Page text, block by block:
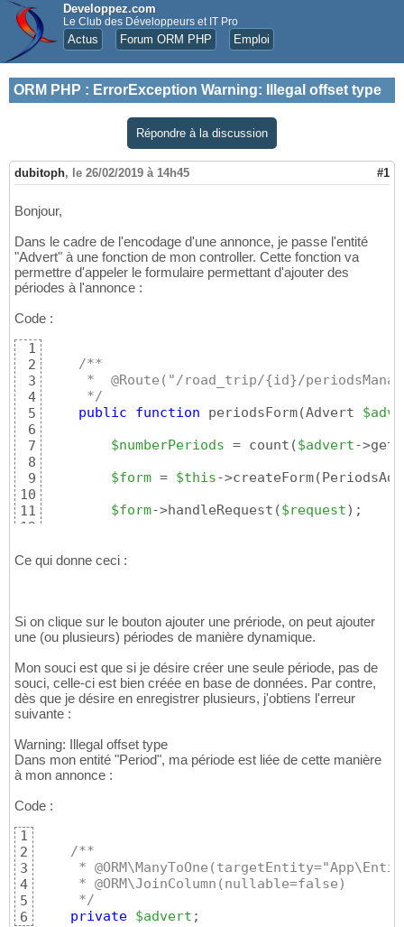
Developpez.com
Le Club des Développeurs et IT Pro
Actus Forum ORM PHP Emploi
ORM PHP : ErrorException Warning: Illegal offset type
Répondre à la discussion
dubitoph, le 26/02/2019 à 14h45 #1
Bonjour,
Dans le cadre de l'encodage d'une annonce, je passe l'entité
"Advert" à une fonction de mon controller. Cette fonction va
permettre d'appeler le formulaire permettant d'ajouter des
périodes à l'annonce :
Code :
1
2
3
4
5
6
7
8
9
10
11
12
14
18
19
21
/**
*  @Route("/road_trip/{id}/
*/
public
function periodsForm(Advert
$numberPeriods = count ($advert-
$form = $this->createForm(
$form->handleRequest ($request) ;
...
}
}
Ce qui donne ceci :
Si on clique sur le bouton ajouter une prériode, on peut ajouter
une (ou plusieurs) périodes de manière dynamique.
Mon souci est que si je désire créer une seule période, pas de
souci, celle-ci est bien créée en base de données. Par contre,
dès que je désire en enregistrer plusieurs, j'obtiens l'erreur
suivante :
Warning: Illegal offset type
Dans mon entité "Period", ma période est liée de cette manière
à mon annonce :
Code :
1
2
3
4
5
6
/**
*
* @ORM\JoinColumn(nullable=false)
*/
private $advert ;